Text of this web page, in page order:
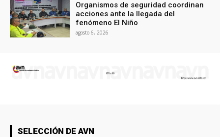
Organismos de seguridad coordinan
acciones ante la llegada del
fenómeno El Niño
agosto 6, 2026
SELECCIÓN DE AVN